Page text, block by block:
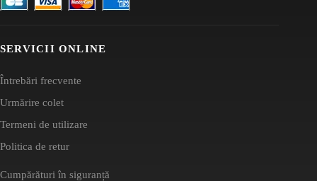
SERVICII ONLINE
Întrebări frecvente
Urmărire colet
Termeni de utilizare
Politica de retur
Cumpărături în siguranță